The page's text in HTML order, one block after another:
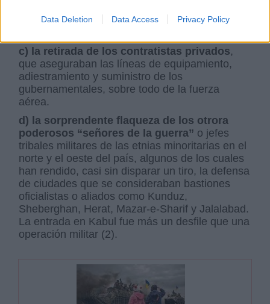
Data Deletion Data Access Privacy Policy
vida o cambiar de bando, por oportunismo, por
c) la retirada de los contratistas privados,
que aseguraban las líneas de equipamiento,
adiestramiento y suministro de los
gubernamentales, sobre todo de la fuerza
aérea.
d) la sorprendente flaqueza de los otrora
poderosos “señores de la guerra” o jefes
tribales militares de las etnias minoritarias en el
norte y el oeste del país, algunos de los cuales
han rendido, casi sin disparar un tiro, la defensa
de ciudades que se consideraban bastiones
oficialistas o aliados como Kunduz,
Sheberghan, Herat, Mazar-e-Sharif y Jalalabad.
La entrada en Kabul fue más un desfile que una
operación militar (2).